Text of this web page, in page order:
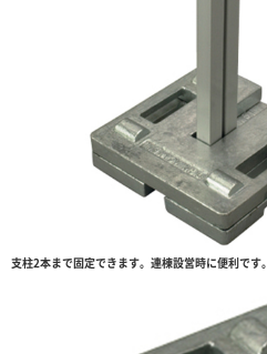
支柱2本まで固定できます。連棟設営時に便利です。